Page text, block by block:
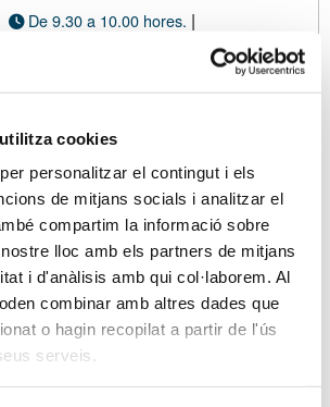
cookies
personalitzar el contingut i els
de mitjans socials i analitzar el
compartim la informació sobre
lloc amb els partners de mitjans
i d'anàlisis amb qui col·laborem. Al
combinar amb altres dades que
o hagin recopilat a partir de l'ús
serveis.
De 9.30 a 10.00 hores. |
Con inscripción de pago
ASISTENTES RESUMENCONFIRMACIÓN
a?
a, tus datos de contacto se
en el proceso de
su ficha. Además, te
unas tarifas especiales.